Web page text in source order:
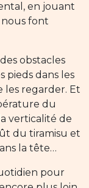
en jouant
nous font
obstacles
pieds dans les
les regarder. Et
du
verticalité de
du tiramisu et
la tête…
pour